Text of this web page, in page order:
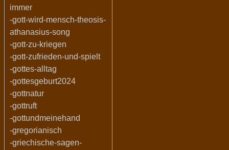
immer
-gott-wird-mensch-theosis-
athanasius-song
-gott-zu-kriegen
-gott-zufrieden-und-spielt
-gottes-alltag
-gottesgeburt2024
-gottnatur
-gottruft
-gottundmeinehand
-gregorianisch
-griechische-sagen-